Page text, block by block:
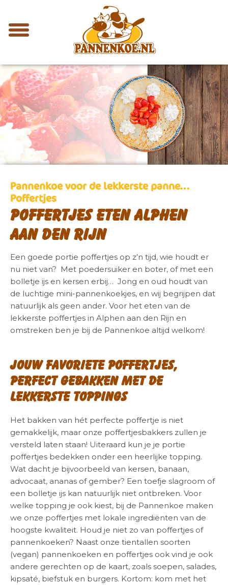
Pannenkoe voor de lekkerste panne…
Poffertjes
Poffertjes eten Alphen
aan den Rijn
Een goede portie poffertjes op z’n tijd, wie houdt er
nu niet van? Met poedersuiker en boter, of met een
bolletje ijs en kersen erbij… Jong en oud houdt van
de luchtige mini-pannenkoekjes, en wij begrijpen dat
natuurlijk als geen ander. Voor het eten van de
lekkerste poffertjes in Alphen aan den Rijn en
omstreken ben je bij de Pannenkoe altijd welkom!
Jouw favoriete poffertjes,
perfect gebakken met de
lekkerste toppings
Het bakken van hét perfecte poffertje is niet
gemakkelijk, maar onze poffertjesbakkers zullen je
versteld laten staan! Uiteraard kun je je portie
poffertjes bedekken onder een heerlijke topping.
Wat dacht je bijvoorbeeld van kersen, banaan,
advocaat, ananas of gember? Een toefje slagroom of
een bolletje ijs kan natuurlijk niet ontbreken. Voor
welke topping je ook kiest, bij de Pannenkoe maken
we onze poffertjes met lokale ingrediënten van de
hoogste kwaliteit. Houd je niet zo van poffertjes of
pannenkoeken? Naast onze tientallen soorten
(vegan) pannenkoeken en poffertjes ook vind je ook
andere gerechten op de kaart, zoals soepen, salades,
kipsaté, biefstuk en burgers. Kortom: kom met het